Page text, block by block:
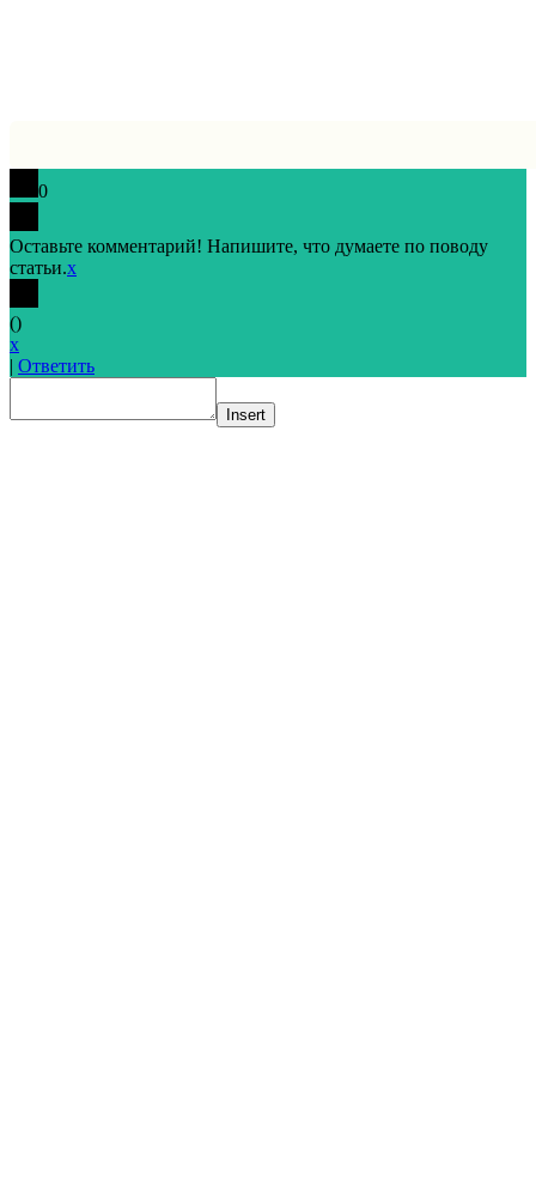
0
Оставьте комментарий! Напишите, что думаете по поводу
статьи.x
()
x
| Ответить
Insert